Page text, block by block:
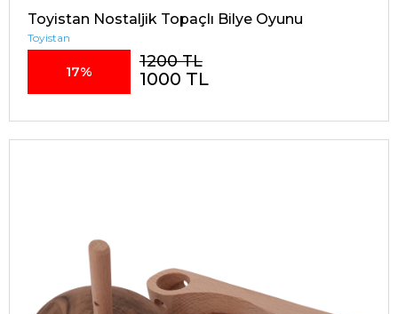
Toyistan Nostaljik Topaçlı Bilye Oyunu
Toyistan
17%
1200 TL
1000 TL